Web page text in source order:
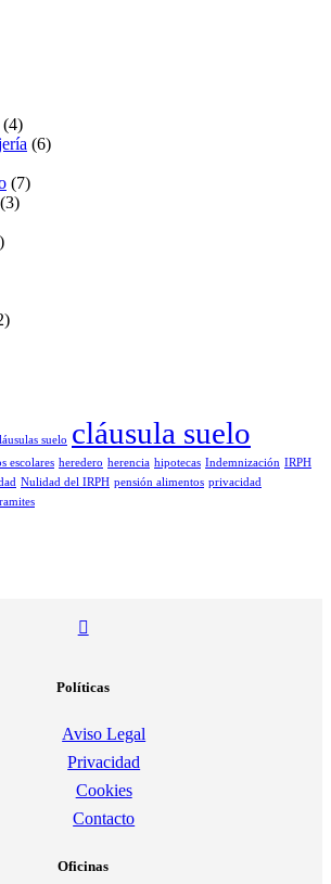
(4)
(6)
(7)
(3)
suelo cláusula suelo
escolares heredero herencia hipotecas Indemnización IRPH
Nulidad del IRPH pensión alimentos privacidad
Políticas
Aviso Legal
Privacidad
Cookies
Contacto
Oficinas